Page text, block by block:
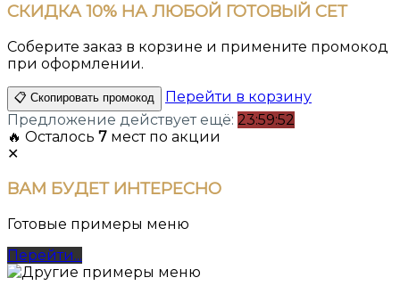
СКИДКА10% НА ЛЮБОЙ ГОТОВЫЙ СЕТ
Соберите заказ в корзине и примените промокод
при оформлении.
📋 Скопировать промокод
Перейти в корзину
Предложение действует ещё: 23:59:51
🔥 Осталось 7 мест по акции
✕
ВАМ БУДЕТ ИНТЕРЕСНО
Готовые примеры меню
Перейти...